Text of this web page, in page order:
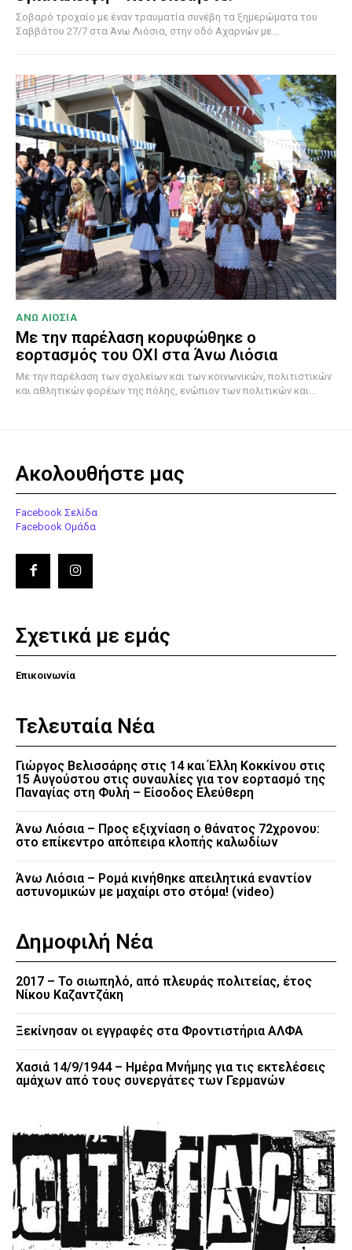
Σοβαρό τροχαίο με έναν τραυματία συνέβη τα ξημερώματα του
Σαββάτου 27/7 στα Άνω Λιόσια, στην οδό Αχαρνών με...
ΑΝΩ ΛΙΟΣΙΑ
Με την παρέλαση κορυφώθηκε ο
εορτασμός του ΟΧΙ στα Άνω Λιόσια
Με την παρέλαση των σχολείων και των κοινωνικών, πολιτιστικών
και αθλητικών φορέων της πόλης, ενώπιον των πολιτικών και...
Ακολουθήστε μας
Facebook Σελίδα
Facebook Ομάδα
Σχετικά με εμάς
Επικοινωνία
Τελευταία Νέα
Γιώργος Βελισσάρης στις 14 και Έλλη Κοκκίνου στις
15 Αυγούστου στις συναυλίες για τον εορτασμό της
Παναγίας στη Φυλή – Είσοδος Ελεύθερη
Άνω Λιόσια – Προς εξιχνίαση ο θάνατος 72χρονου:
στο επίκεντρο απόπειρα κλοπής καλωδίων
Άνω Λιόσια – Ρομά κινήθηκε απειλητικά εναντίον
αστυνομικών με μαχαίρι στο στόμα! (video)
Δημοφιλή Νέα
2017 – Το σιωπηλό, από πλευράς πολιτείας, έτος
Νίκου Καζαντζάκη
Ξεκίνησαν οι εγγραφές στα Φροντιστήρια ΑΛΦΑ
Χασιά 14/9/1944 – Ημέρα Μνήμης για τις εκτελέσεις
αμάχων από τους συνεργάτες των Γερμανών